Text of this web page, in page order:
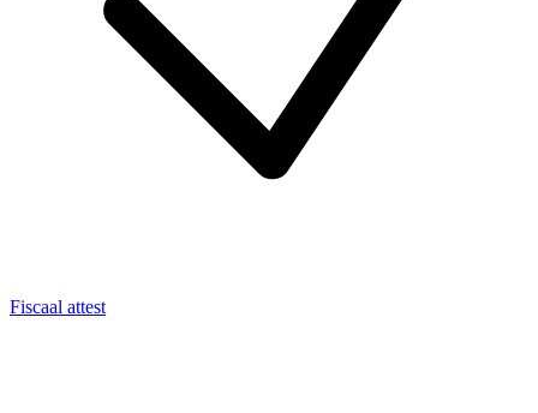
Fiscaal attest